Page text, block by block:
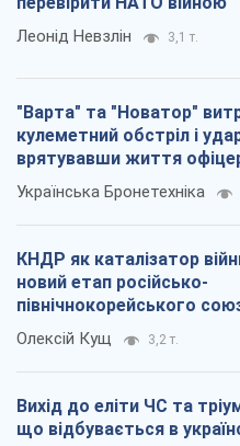
Леонід Невзлін 3,1 т.
"Варта" та "Новатор"
кулеметний обстріл і
врятувавши життя
Українська Бронетехніка
КНДР як каталізатор
новий етап російсько-
північнокорейського
Олексій Кущ 3,2 т.
Вихід до еліти ЧС та
що відбувається в